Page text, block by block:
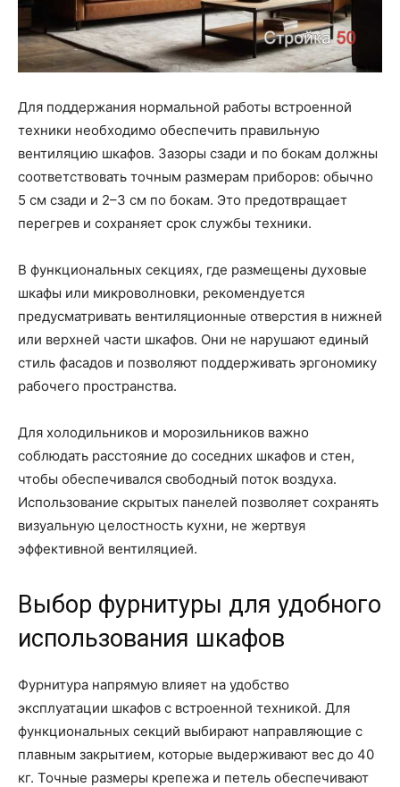
Для поддержания нормальной работы встроенной
техники необходимо обеспечить правильную
вентиляцию шкафов. Зазоры сзади и по бокам должны
соответствовать точным размерам приборов: обычно
5 см сзади и 2–3 см по бокам. Это предотвращает
перегрев и сохраняет срок службы техники.
В функциональных секциях, где размещены духовые
шкафы или микроволновки, рекомендуется
предусматривать вентиляционные отверстия в нижней
или верхней части шкафов. Они не нарушают единый
стиль фасадов и позволяют поддерживать эргономику
рабочего пространства.
Для холодильников и морозильников важно
соблюдать расстояние до соседних шкафов и стен,
чтобы обеспечивался свободный поток воздуха.
Использование скрытых панелей позволяет сохранять
визуальную целостность кухни, не жертвуя
эффективной вентиляцией.
Выбор фурнитуры для удобного
использования шкафов
Фурнитура напрямую влияет на удобство
эксплуатации шкафов с встроенной техникой. Для
функциональных секций выбирают направляющие с
плавным закрытием, которые выдерживают вес до 40
кг. Точные размеры крепежа и петель обеспечивают